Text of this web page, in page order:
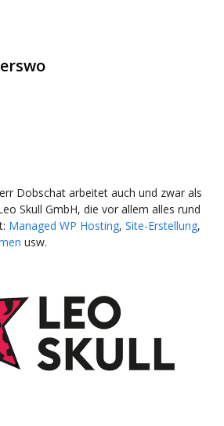
Dobschat arbeitet auch und zwar als
Skull GmbH, die vor allem alles rund
Managed WP Hosting, Site-Erstellung,
usw.